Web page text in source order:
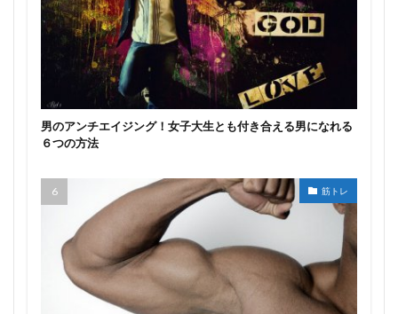
男のアンチエイジング！女子大生とも付き合える男になれる
６つの方法
筋トレ